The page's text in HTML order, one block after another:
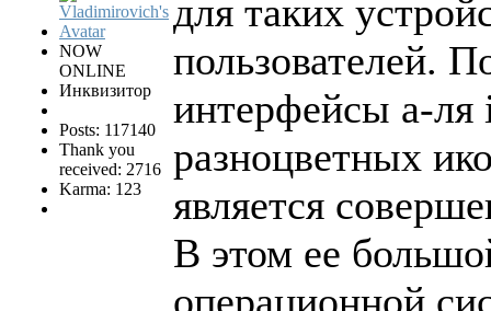
NOW
ONLINE
Инквизитор
Posts: 117140
Thank you
received: 2716
Karma: 123
для таких
пользователей.
интерфейсы а-ля
разноцветных
является
В этом ее
операционной